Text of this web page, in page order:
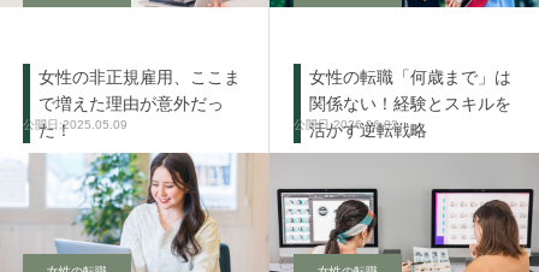
女性の非正規雇用、ここま
で増えた理由が意外だっ
た！2025.05.09
女性の転職「何歳まで」は
関係ない！経験とスキルを
活かす逆転戦略
2026.06.02